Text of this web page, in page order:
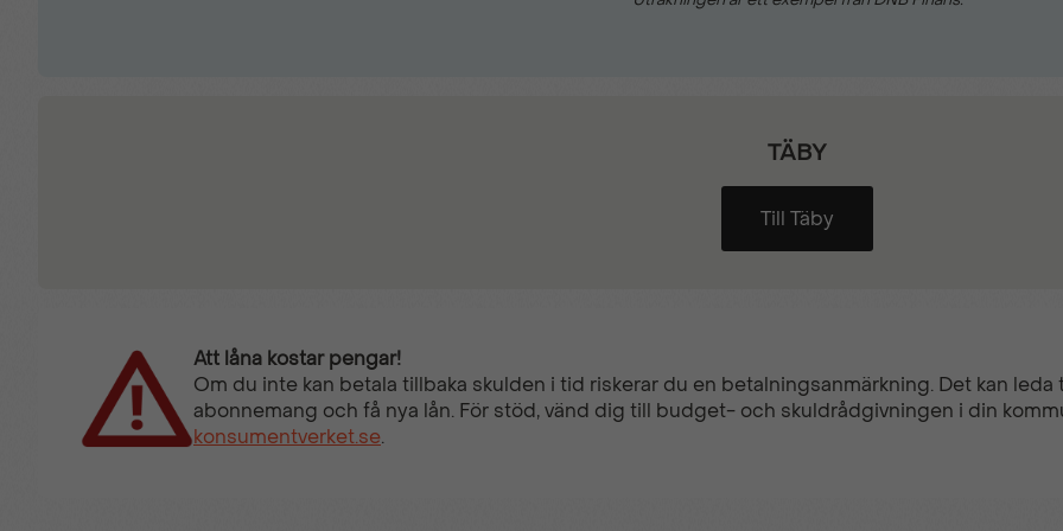
Uppvärmd ratt
TÄBY
Till Täby
Att låna kostar pengar!
Om du inte kan betala tillbaka skulden i tid riskerar du en betalningsanmärkning. Det kan
abonnemang och få nya lån. För stöd, vänd dig till budget- och skuldrådgivningen i din
konsumentverket.se.